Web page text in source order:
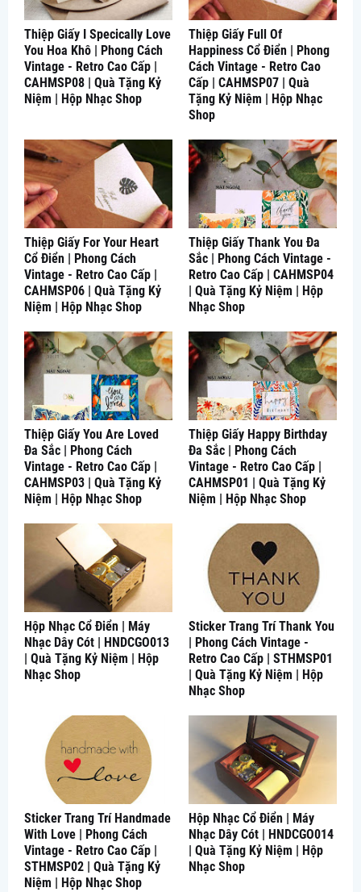
Thiệp Giấy I Specically Love
You Hoa Khô | Phong Cách
Vintage - Retro Cao Cấp |
CAHMSP08 | Quà Tặng Kỷ
Niệm | Hộp Nhạc Shop
Thiệp Giấy Full Of
Happiness Cổ Điển | Phong
Cách Vintage - Retro Cao
Cấp | CAHMSP07 | Quà
Tặng Kỷ Niệm | Hộp Nhạc
Shop
Thiệp Giấy For Your Heart
Cổ Điển | Phong Cách
Vintage - Retro Cao Cấp |
CAHMSP06 | Quà Tặng Kỷ
Niệm | Hộp Nhạc Shop
Thiệp Giấy Thank You Đa
Sắc | Phong Cách Vintage -
Retro Cao Cấp | CAHMSP04
| Quà Tặng Kỷ Niệm | Hộp
Nhạc Shop
Thiệp Giấy You Are Loved
Đa Sắc | Phong Cách
Vintage - Retro Cao Cấp |
CAHMSP03 | Quà Tặng Kỷ
Niệm | Hộp Nhạc Shop
Thiệp Giấy Happy Birthday
Đa Sắc | Phong Cách
Vintage - Retro Cao Cấp |
CAHMSP01 | Quà Tặng Kỷ
Niệm | Hộp Nhạc Shop
Hộp Nhạc Cổ Điển | Máy
Nhạc Dây Cót | HNDCGO013
| Quà Tặng Kỷ Niệm | Hộp
Nhạc Shop
Sticker Trang Trí Thank You
| Phong Cách Vintage -
Retro Cao Cấp | STHMSP01
| Quà Tặng Kỷ Niệm | Hộp
Nhạc Shop
Sticker Trang Trí Handmade
With Love | Phong Cách
Vintage - Retro Cao Cấp |
STHMSP02 | Quà Tặng Kỷ
Niệm | Hộp Nhạc Shop
Hộp Nhạc Cổ Điển | Máy
Nhạc Dây Cót | HNDCGO014
| Quà Tặng Kỷ Niệm | Hộp
Nhạc Shop